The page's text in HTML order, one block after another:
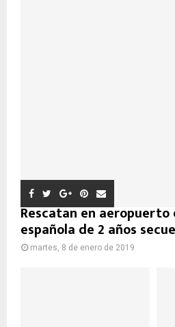
Rescatan en aeropuerto
española de 2 años
martes, 8 de enero de 2019